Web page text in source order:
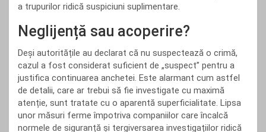
a trupurilor ridică suspiciuni suplimentare.
Neglijență sau acoperire?
Deși autoritățile au declarat că nu suspectează o crimă,
cazul a fost considerat suficient de „suspect” pentru a
justifica continuarea anchetei. Este alarmant cum astfel
de detalii, care ar trebui să fie investigate cu maximă
atenție, sunt tratate cu o aparentă superficialitate. Lipsa
unor măsuri ferme împotriva companiilor care încalcă
normele de siguranță și tergiversarea investigațiilor ridică